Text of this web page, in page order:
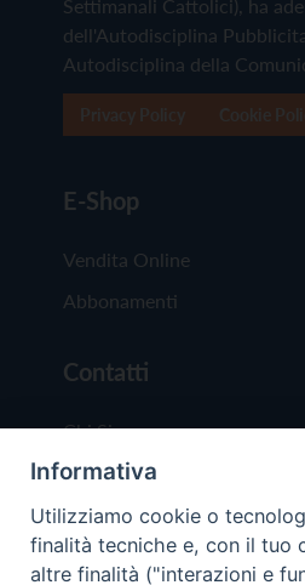
Settimanali Cattolici), ha
dell'Autodisciplina
Autodisciplina della
E-Shop
Vendita Online
Abbonamenti
Contatti
Chi Siamo
Redazione
Scrivici
Informativa
Utilizziamo cookie o
finalità tecniche e, con il tuo
altre finalità ("interazioni e